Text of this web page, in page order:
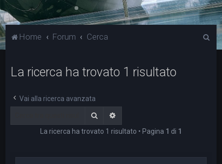
Home Forum Cerca
La ricerca ha trovato 1 risultato
Vai alla ricerca avanzata
Cerca
La ricerca ha trovato 1 risultato • Pagina 1 di 1